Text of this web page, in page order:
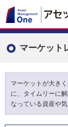
マーケット
マーケットが大き
に、タイムリーに
なっている資産や